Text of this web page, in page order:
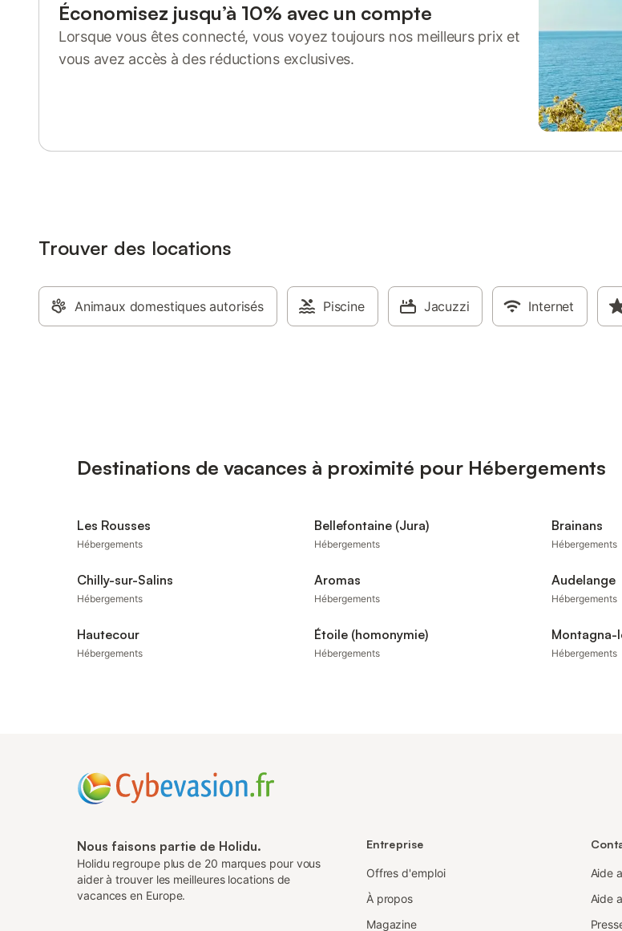
Économisez jusqu’à 10% avec un compte
Lorsque vous êtes connecté, vous voyez toujours nos meilleurs prix et
vous avez accès à des réductions exclusives.
Trouver des locations
Animaux domestiques autorisés Piscine Jacuzzi Internet
Destinations de vacances à proximité pour Hébergements
Les Rousses
Hébergements
Bellefontaine (Jura)
Hébergements
Brainans
Hébergements
Chilly-sur-Salins
Hébergements
Aromas
Hébergements
Audelange
Hébergements
Hautecour
Hébergements
Étoile (homonymie)
Hébergements
Montagna-
Hébergements
Nous faisons partie de Holidu.
Holidu regroupe plus de 20 marques pour vous
aider à trouver les meilleures locations de
vacances en Europe.
Entreprise
Offres d'emploi
À propos
Magazine
Aide
Aide